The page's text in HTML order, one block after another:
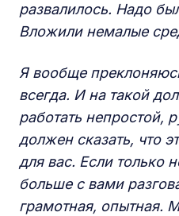
развалилось. Надо
Вложили немалые
Я вообще
всегда. И на такой
работать непростой,
должен сказать, что
для вас. Если только
больше с вами
грамотная, опытная.